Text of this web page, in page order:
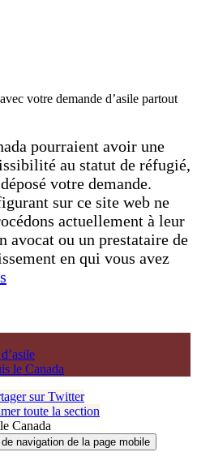
votre demande d’asile partout
pourraient avoir une
au statut de réfugié,
votre demande.
sur ce site web ne
actuellement à leur
avocat ou un prestataire de
en qui vous avez
le Canada
Canada
navigation de la page mobile